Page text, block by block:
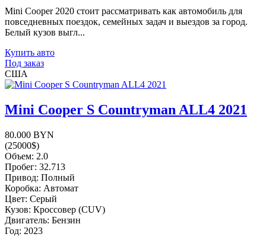
Mini Cooper 2020 стоит рассматривать как автомобиль для
повседневных поездок, семейных задач и выездов за город.
Белый кузов выгл...
Купить авто
Под заказ
США
Mini Cooper S Countryman ALL4 2021
80.000 BYN
(25000$)
Объем: 2.0
Пробег: 32.713
Привод: Полный
Коробка: Автомат
Цвет: Серый
Кузов: Кроссовер (CUV)
Двигатель: Бензин
Год: 2023